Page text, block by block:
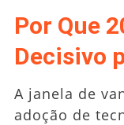
Por Que
Decisivo
A janela de
adoção de